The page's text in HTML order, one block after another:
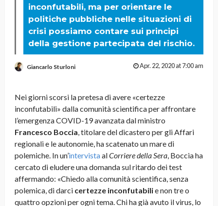
inconfutabili, ma per orientare le
politiche pubbliche nelle situazioni di
crisi possiamo contare sui principi
della gestione partecipata del rischio.
Giancarlo Sturloni Apr. 22, 2020 at 7:00 am
Nei giorni scorsi la pretesa di avere «certezze
inconfutabili» dalla comunità scientifica per affrontare
l’emergenza COVID-19 avanzata dal ministro
Francesco Boccia, titolare del dicastero per gli Affari
regionali e le autonomie, ha scatenato un mare di
polemiche. In un’intervistaalCorriere della Sera, Boccia ha
cercato di eludere una domanda sul ritardo dei test
affermando: «Chiedo alla comunità scientifica, senza
polemica, di darci certezze inconfutabilie non tre o
quattro opzioni per ogni tema. Chi ha già avuto il virus, lo